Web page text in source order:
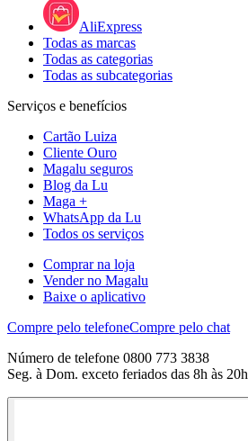
AliExpress
Todas as marcas
Todas as categorias
Todas as subcategorias
Serviços e benefícios
Cartão Luiza
Cliente Ouro
Magalu seguros
Blog da Lu
Maga +
WhatsApp da Lu
Todos os serviços
Comprar na loja
Vender no Magalu
Baixe o aplicativo
Compre pelo telefoneCompre pelo chat
Número de telefone 0800 773 3838
Seg. à Dom. exceto feriados das 8h às 20h